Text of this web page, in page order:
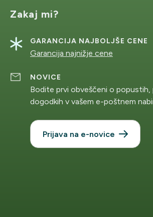
Zakaj mi?
GARANCIJA NAJBOLJŠE CENE
Garancija najnižje cene
NOVICE
Bodite prvi obveščeni o popustih,
dogodkih v vašem e-poštnem
Prijava na e-novice